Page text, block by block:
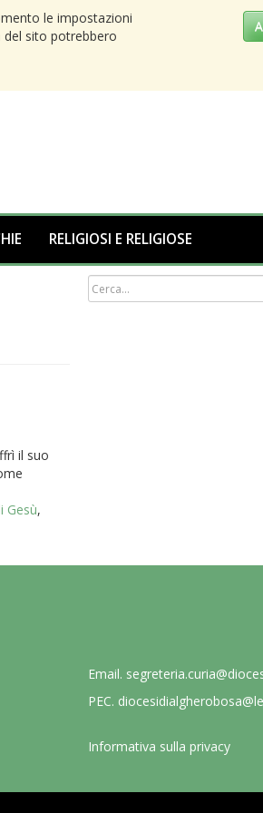
le impostazioni
del sito potrebbero
RELIGIOSI E RELIGIOSE
il suo
Gesù,
Email.
PEC.
Informativa sulla privacy